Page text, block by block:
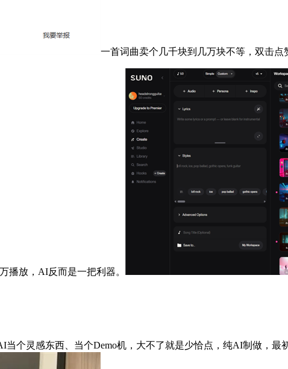
一首词曲卖个几千块到几万块不等，双击点
放，AI反而是一把利器。
当个灵感东西、当个Demo机，大不了就是少恰点，纯AI制做，最